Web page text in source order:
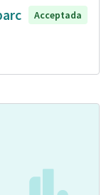
Acceptada